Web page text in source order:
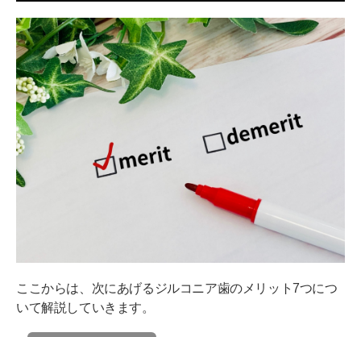
ここからは、次にあげるジルコニア歯のメリット7つにつ
いて解説していきます。